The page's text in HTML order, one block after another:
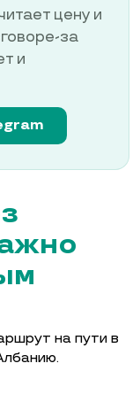
цену и
за
и
на пути в